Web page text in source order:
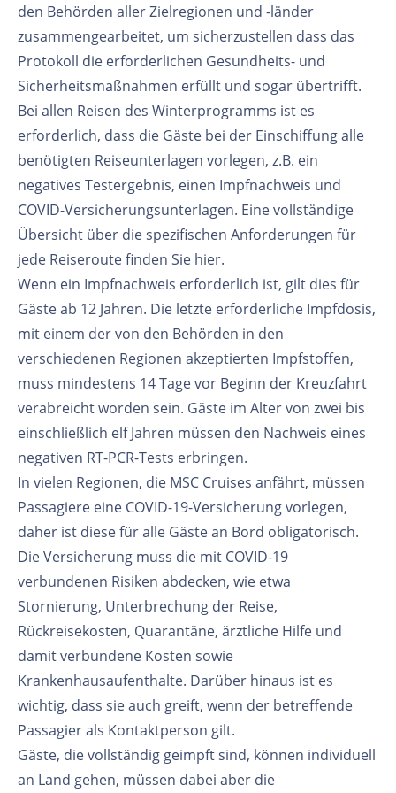
den Behörden aller Zielregionen und -länder
zusammengearbeitet, um sicherzustellen dass das
Protokoll die erforderlichen Gesundheits- und
Sicherheitsmaßnahmen erfüllt und sogar übertrifft.
Bei allen Reisen des Winterprogramms ist es
erforderlich, dass die Gäste bei der Einschiffung alle
benötigten Reiseunterlagen vorlegen, z.B. ein
negatives Testergebnis, einen Impfnachweis und
COVID-Versicherungsunterlagen. Eine vollständige
Übersicht über die spezifischen Anforderungen für
jede Reiseroute finden Sie hier.
Wenn ein Impfnachweis erforderlich ist, gilt dies für
Gäste ab 12 Jahren. Die letzte erforderliche Impfdosis,
mit einem der von den Behörden in den
verschiedenen Regionen akzeptierten Impfstoffen,
muss mindestens 14 Tage vor Beginn der Kreuzfahrt
verabreicht worden sein. Gäste im Alter von zwei bis
einschließlich elf Jahren müssen den Nachweis eines
negativen RT-PCR-Tests erbringen.
In vielen Regionen, die MSC Cruises anfährt, müssen
Passagiere eine COVID-19-Versicherung vorlegen,
daher ist diese für alle Gäste an Bord obligatorisch.
Die Versicherung muss die mit COVID-19
verbundenen Risiken abdecken, wie etwa
Stornierung, Unterbrechung der Reise,
Rückreisekosten, Quarantäne, ärztliche Hilfe und
damit verbundene Kosten sowie
Krankenhausaufenthalte. Darüber hinaus ist es
wichtig, dass sie auch greift, wenn der betreffende
Passagier als Kontaktperson gilt.
Gäste, die vollständig geimpft sind, können individuell
an Land gehen, müssen dabei aber die